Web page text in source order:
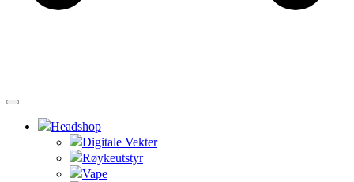
Headshop
Digitale Vekter
Røykeutstyr
Vape